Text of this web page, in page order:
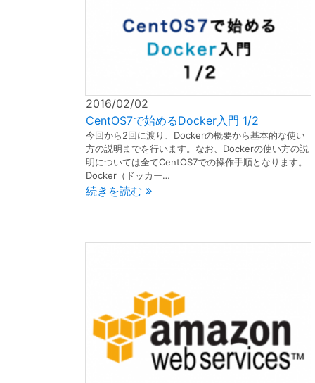
2016/02/02
CentOS7で始めるDocker入門 1/2
今回から2回に渡り、Dockerの概要から基本的な使い
方の説明までを行います。なお、Dockerの使い方の説
明については全てCentOS7での操作手順となります。
Docker（ドッカー…
続きを読む